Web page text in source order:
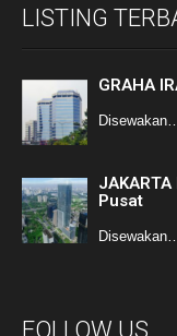
LISTING
GRAHA
Pusat
FOLLOW US